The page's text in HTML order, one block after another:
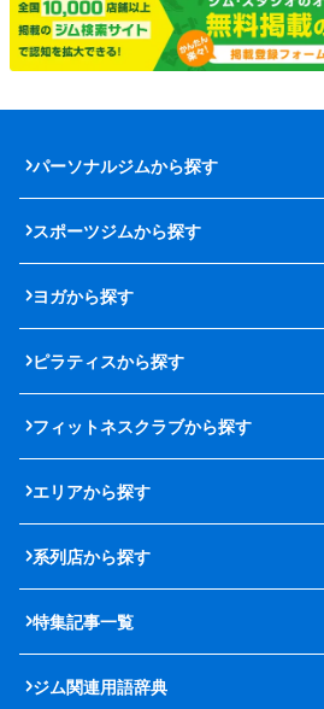
パーソナルジムから探す
スポーツジムから探す
ヨガから探す
ピラティスから探す
フィットネスクラブから探す
エリアから探す
系列店から探す
特集記事一覧
ジム関連用語辞典